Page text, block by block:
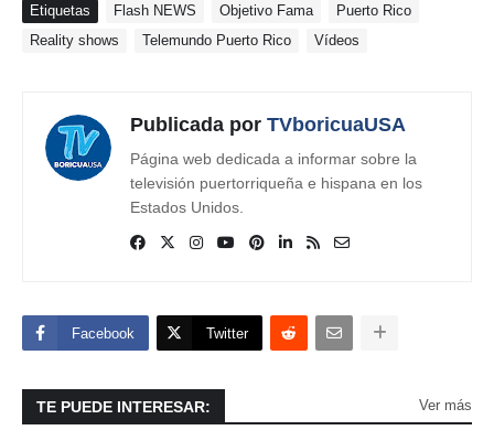
Etiquetas Flash NEWS Objetivo Fama
Puerto Rico
Reality shows
Telemundo Puerto Rico Vídeos
Publicada por TVboricuaUSA
Página web dedicada a informar sobre la
televisión puertorriqueña e hispana en los
Estados Unidos.
Facebook Twitter
TE PUEDE INTERESAR: Ver más